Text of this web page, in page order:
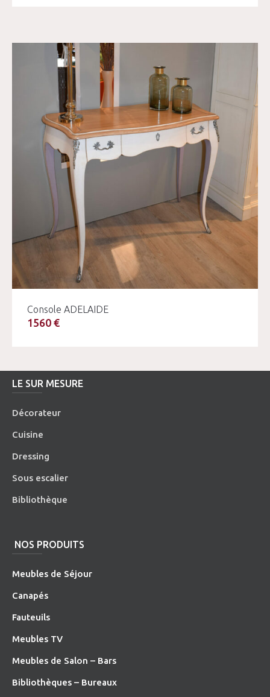
Console ADELAIDE
1560 €
LE SUR MESURE
Décorateur
Cuisine
Dressing
Sous escalier
Bibliothèque
NOS PRODUITS
Meubles de Séjour
Canapés
Fauteuils
Meubles TV
Meubles de Salon – Bars
Bibliothèques – Bureaux